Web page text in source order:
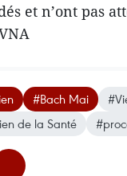
et n’ont pas
#Bach Mai
de la Santé